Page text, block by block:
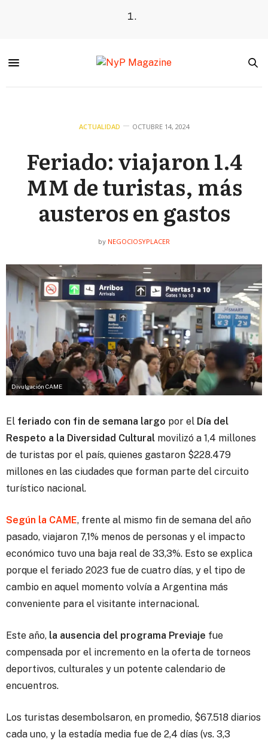
ACTUALIDAD OCTUBRE 14, 2024
Feriado: viajaron 1.4
MM de turistas, más
austeros en gastos
by NEGOCIOSYPLACER
Divulgación CAME
El feriado con fin de semana largo por el Día del
Respeto a la Diversidad Cultural movilizó a 1,4 millones
de turistas por el país, quienes gastaron $228.479
millones en las ciudades que forman parte del circuito
turístico nacional.
Según la CAME, frente al mismo fin de semana del año
pasado, viajaron 7,1% menos de personas y el impacto
económico tuvo una baja real de 33,3%. Esto se explica
porque el feriado 2023 fue de cuatro días, y el tipo de
cambio en aquel momento volvía a Argentina más
conveniente para el visitante internacional.
Este año, la ausencia del programa Previaje fue
compensada por el incremento en la oferta de torneos
deportivos, culturales y un potente calendario de
encuentros.
Los turistas desembolsaron, en promedio, $67.518 diarios
cada uno, y la estadía media fue de 2,4 días (vs. 3,3